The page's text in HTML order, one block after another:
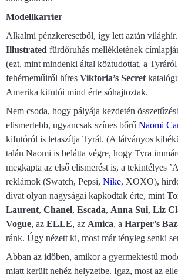
Modellkarrier
Alkalmi pénzkeresetből, így lett aztán
Illustrated fürdőruhás mellékletének
(ezt, mint mindenki által köztudottat, a
fehérneműiről híres Viktoria’s Secret
Amerika kifutói mind érte sóhajtoztak.
Nem csoda, hogy pályája kezdetén
elismertebb, ugyancsak színes bőrű Naomi
kifutóról is letaszítja Tyrát. (A látványos
talán Naomi is belátta végre, hogy Tyra
megkapta az első elismerést is, a tekintélyes
reklámok (Swatch, Pepsi, Nike, XOXO),
divat olyan nagyságai kapkodtak érte, mint
Laurent, Chanel, Escada, Anna Sui, Liz
Vogue, az ELLE, az Amica, a Harper’s
ránk. Úgy nézett ki, most már tényleg senki
Abban az időben, amikor a gyermektestű
miatt került nehéz helyzetbe. Igaz, most az